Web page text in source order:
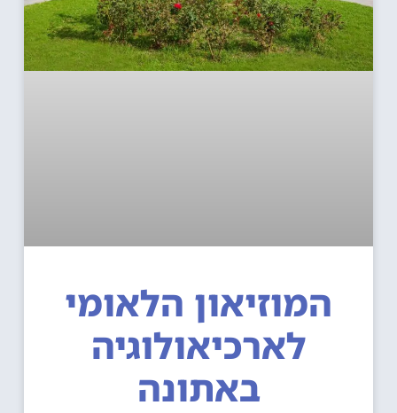
המוזיאון הלאומי
לארכיאולוגיה
באתונה